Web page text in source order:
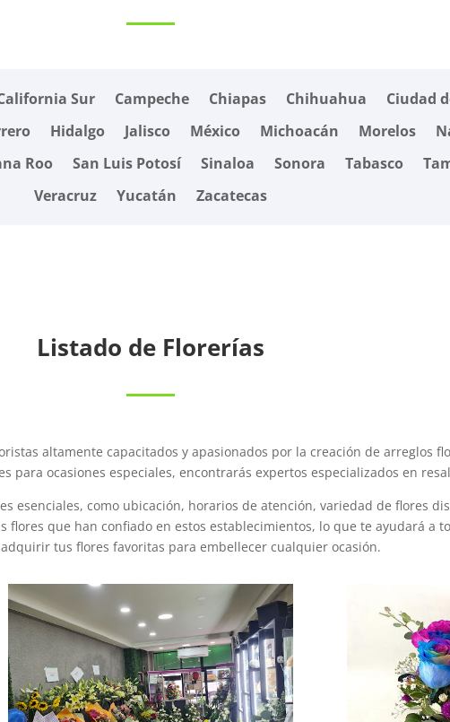
Sur Campeche Chiapas Chihuahua Ciudad
Hidalgo Jalisco México Michoacán Morelos
Roo San Luis Potosí Sinaloa Sonora Tabasco
Veracruz
Yucatán Zacatecas
Listado de Florerías
altamente capacitados y apasionados por la creación de arreglos
para ocasiones especiales, encontrarás expertos especializados en
esenciales, como ubicación, horarios de atención, variedad de flores
flores que han confiado en estos establecimientos, lo que te ayudará a
tus flores favoritas para embellecer cualquier ocasión.